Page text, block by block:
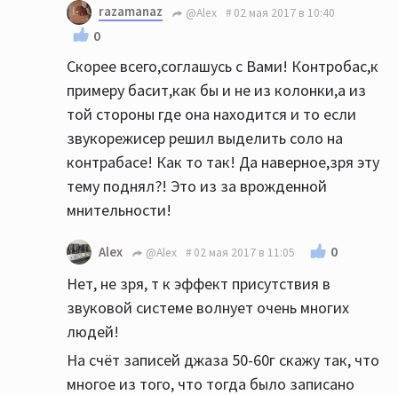
razamanaz @Alex 02 мая 2017 в 10:40
0
Скорее всего,соглашусь с Вами! Контробас,к
примеру басит,как бы и не из колонки,а из
той стороны где она находится и то если
звукорежисер решил выделить соло на
контрабасе! Как то так! Да наверное,зря эту
тему поднял?! Это из за врожденной
мнительности!
Alex @Alex 02 мая 2017 в 11:05 0
Нет, не зря, т к эффект присутствия в
звуковой системе волнует очень многих
людей!
На счёт записей джаза 50-60г скажу так, что
многое из того, что тогда было записано